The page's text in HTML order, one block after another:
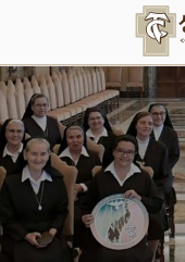
작성자
댓글
조회
작성일